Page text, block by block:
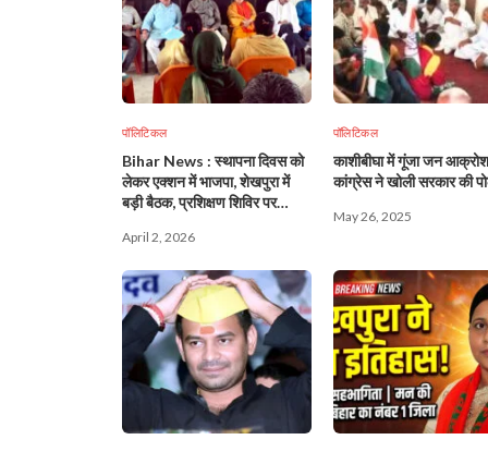
पॉलिटिकल
Bihar News : स्थापना दिवस को
लेकर एक्शन में भाजपा, शेखपुरा में
बड़ी बैठक, प्रशिक्षण शिविर पर
April 2, 2026
पॉलिटिकल
काशीबीघा में गूंजा जन
कांग्रेस ने खोली सरकार की
May 26, 2025